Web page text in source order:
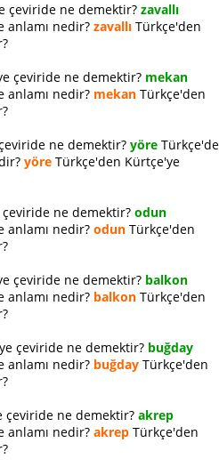
çeviride ne demektir? zavallı
anlamı nedir? zavallı Türkçe'den
çeviride ne demektir? mekan
anlamı nedir? mekan Türkçe'den
ne demektir? yöre
yöre Türkçe'den Kürtçe'ye
ne demektir? odun
anlamı nedir? odun Türkçe'den
çeviride ne demektir? balkon
anlamı nedir? balkon Türkçe'den
çeviride ne demektir? buğday
anlamı nedir? buğday Türkçe'den
çeviride ne demektir? akrep
anlamı nedir? akrep Türkçe'den